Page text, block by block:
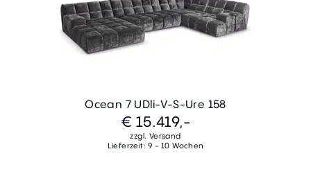
Ocean 7 UDli-V-S-Ure 158
€ 15.419,-
zzgl. Versand
Lieferzeit: 9 - 10 Wochen